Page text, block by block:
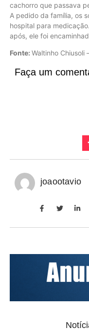
cachorro que passava
A pedido da família, os
hospital para
após, ele foi
Fonte: Waltinho Chiusoli
Faça um
joaootavio